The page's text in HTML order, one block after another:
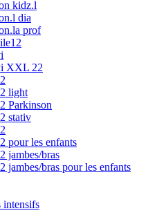
kidz.l
dia
prof
XXL 22
light
Parkinson
stativ
pour les enfants
jambes/bras
jambes/bras pour les enfants
intensifs